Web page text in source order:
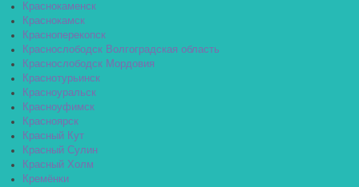
Краснокаменск
Краснокамск
Красноперекопск
Краснослободск Волгоградская область
Краснослободск Мордовия
Краснотурьинск
Красноуральск
Красноуфимск
Красноярск
Красный Кут
Красный Сулин
Красный Холм
Кремёнки